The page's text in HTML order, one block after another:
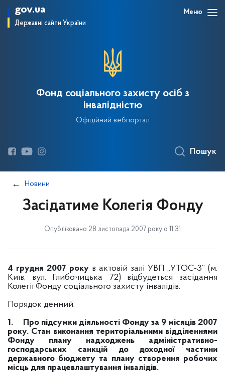
gov.ua
Державні сайти України
Меню
Фонд соціального захисту осіб з
інвалідністю
Офіційний вебпортал
Пошук
Новини
Засідатиме Колегія Фонду
Опубліковано 28 листопада 2007 року о 11:31
4 грудня 2007 року в актовій залі УВП „УТОС-3” (м.
Київ, вул. Глибочицька 72) відбудеться засідання
Колегії Фонду соціального захисту інвалідів.
Порядок денний:
1.
Про підсумки діяльності Фонду за 9 місяців 2007
року. Стан виконання територіальними відділеннями
Фонду плану надходжень адміністративно-
господарських санкцій до доходної частини
державного бюджету та плану створення робочих
місць для працевлаштування інвалідів.